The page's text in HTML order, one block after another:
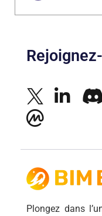
Plongez dans